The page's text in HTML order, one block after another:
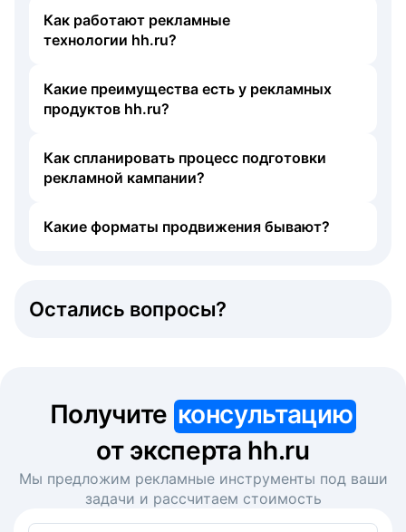
Как работают рекламные
технологии hh.ru?
Какие преимущества есть у рекламных
продуктов hh.ru?
Как спланировать процесс подготовки
рекламной кампании?
Какие форматы продвижения бывают?
Остались вопросы?
Получите консультацию
от эксперта hh.ru
Мы предложим рекламные инструменты под ваши
задачи и рассчитаем стоимость